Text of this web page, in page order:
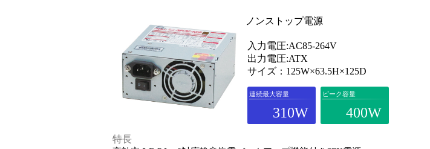
ノンストップ電源
入力電圧:AC85-264V
出力電圧:ATX
サイズ：125W×63.5H×125D
連続最大容量
310W
ピーク容量
400W
特長